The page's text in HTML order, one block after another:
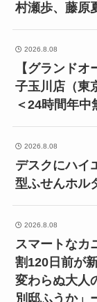
村瀬歩、藤原
2026.8.08
【グランド
子玉川店（東
＜24時間年中
2026.8.08
デスクにハイ
型ふせんホル
2026.8.08
スマートなカ
割120日前が
変わらぬ大人
別邸ふうか」